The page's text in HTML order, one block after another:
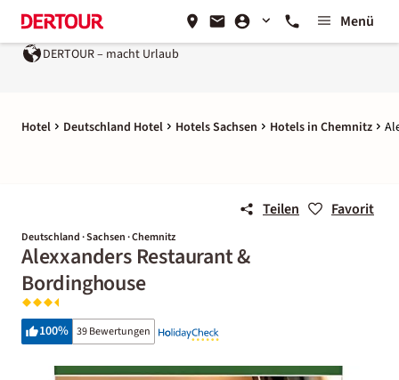
Menü
DERTOUR – macht Urlaub
Hotel Deutschland Hotel Hotels Sachsen Hotels in Chemnitz
Teilen Favorit
Deutschland · Sachsen · Chemnitz
Alexxanders Restaurant &
Bordinghouse
100% 39 Bewertungen